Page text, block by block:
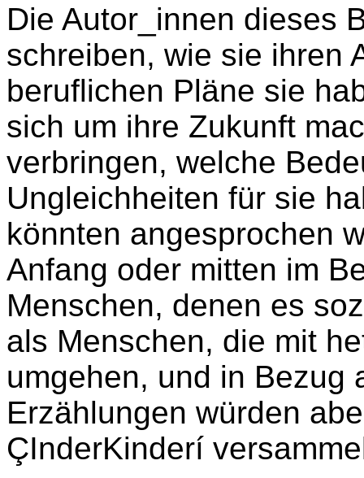
Die Autor_innen dieses
schreiben, wie sie ihren
beruflichen Pläne sie
sich um ihre Zukunft
verbringen, welche
Ungleichheiten für sie
könnten angesprochen
Anfang oder mitten im
Menschen, denen es
als Menschen, die mit
umgehen, und in Bezug
Erzählungen würden
ÇInderKinderí